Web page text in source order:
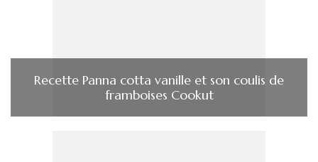
Recette Panna cotta vanille et son coulis de
framboises Cookut